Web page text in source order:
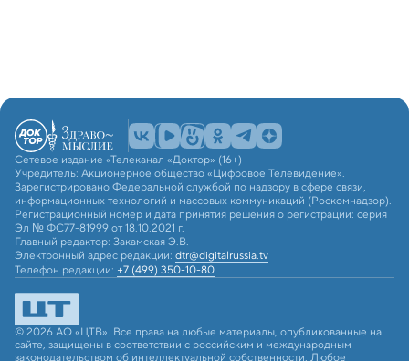
Сетевое издание «Телеканал «Доктор» (16+)
Учредитель: Акционерное общество «Цифровое Телевидение».
Зарегистрировано Федеральной службой по надзору в сфере связи,
информационных технологий и массовых коммуникаций (Роскомнадзор).
Регистрационный номер и дата принятия решения о регистрации: серия
Эл № ФС77-81999 от 18.10.2021 г.
Главный редактор: Закамская Э.В.
Электронный адрес редакции: dtr@digitalrussia.tv
Телефон редакции: +7 (499) 350-10-80
© 2026 АО «ЦТВ». Все права на любые материалы, опубликованные на
сайте, защищены в соответствии с российским и международным
законодательством об интеллектуальной собственности. Любое